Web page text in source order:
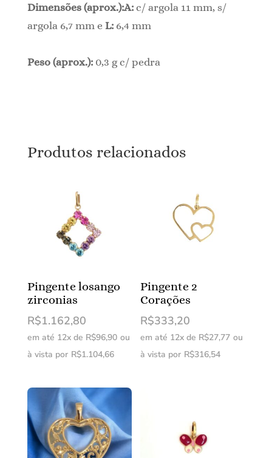
Dimensões (aprox.):A: c/ argola 11 mm, s/
argola 6,7 mm e L: 6,4 mm
Peso (aprox.):0,3 g c/ pedra
Produtos relacionados
Pingente losango
zirconias
R$1.162,80
em até 12x de R$96,90 ou
à vista por R$1.104,66
Pingente 2
Corações
R$333,20
em até 12x de R$27,77 ou
à vista por R$316,54